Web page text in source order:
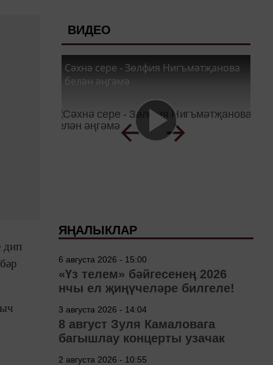
дип
ВИДЕО
Сәхнә сере - Зөлфия Нигъмәтҗанова
белән әңгәмә
ЯҢАЛЫКЛАР
6 августа 2026 - 15:00
«Үз телем» бәйгесенең 2026
нчы ел җиңүчеләре билгеле!
3 августа 2026 - 14:04
8 август Зуля Камаловага
багышлау концерты узачак
2 августа 2026 - 10:55